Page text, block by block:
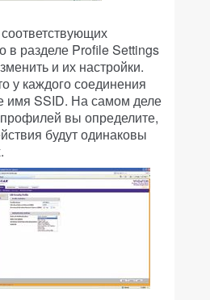
в разделе Profile Settings
и их настройки.
у каждого соединения
имя SSID. На самом деле
вы определите,
будут одинаковы